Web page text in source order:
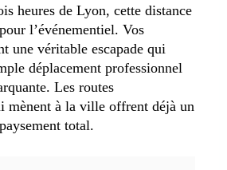
heures de Lyon, cette distance
l’événementiel. Vos
une véritable escapade qui
déplacement professionnel
Les routes
mènent à la ville offrent déjà un
total.